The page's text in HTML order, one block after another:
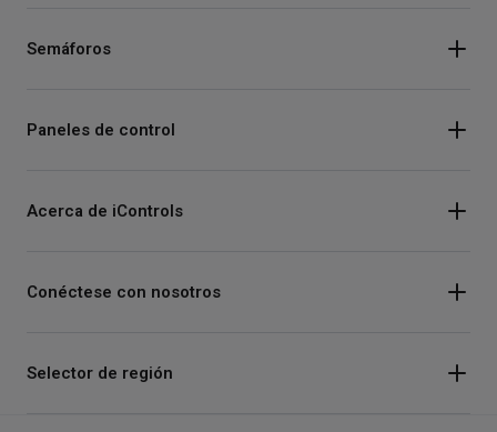
Semáforos
Paneles de control
Acerca de iControls
Conéctese con nosotros
Selector de región